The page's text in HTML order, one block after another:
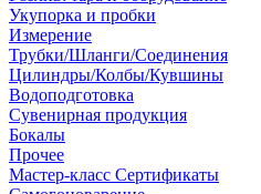
Укупорка и пробки
Измерение
Трубки/Шланги/Соединения
Цилиндры/Колбы/Кувшины
Водоподготовка
Сувенирная продукция
Бокалы
Прочее
Мастер-класс Сертификаты